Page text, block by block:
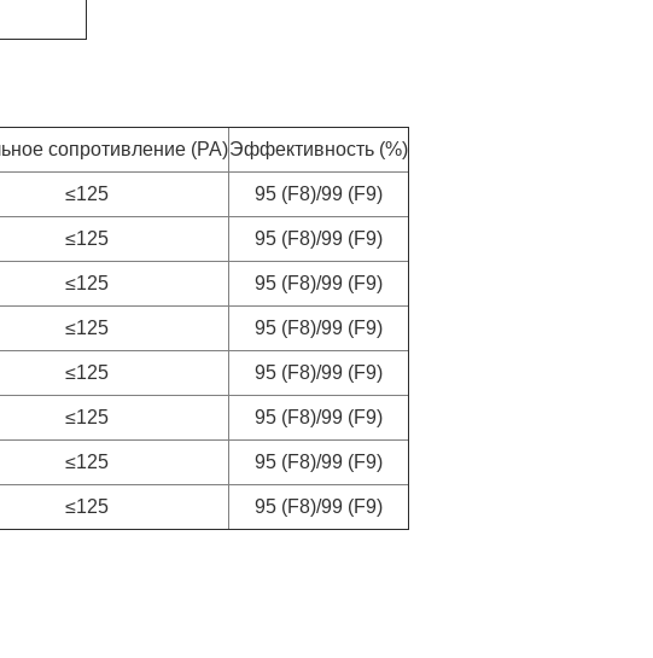
сопротивление (PA)Эффективность (%)
≤125 95 (F8)/99 (F9)
≤125 95 (F8)/99 (F9)
≤125 95 (F8)/99 (F9)
≤125 95 (F8)/99 (F9)
≤125 95 (F8)/99 (F9)
≤125 95 (F8)/99 (F9)
≤125 95 (F8)/99 (F9)
≤125 95 (F8)/99 (F9)